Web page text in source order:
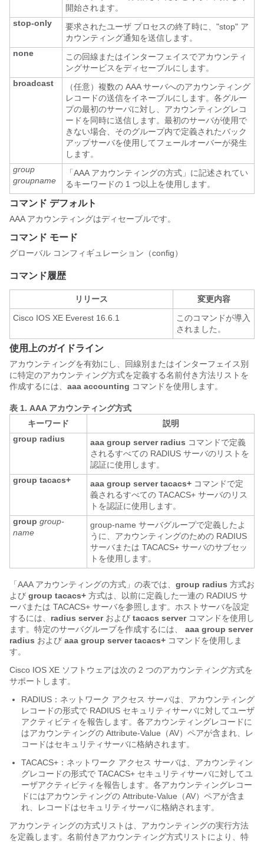
開始されます。
stop-only
要求されたユーザ プロセスの終了時に、"stop" ア
カウンティング通知を送信します。
none
この回線またはインターフェイスでアカウンティ
ングサービスをディセーブルにします。
broadcast
（任意）複数の AAA サーバへのアカウンティング
レコードの送信をイネーブルにします。各グルー
プの最初のサーバに対し、アカウンティングレコ
ードを同時に送信します。最初のサーバが使用で
きない場合、そのグループ内で定義されたバック
アップサーバを使用してフェールオーバーが発生
します。
group
groupname
「AAA アカウンティングの方式」に記述されてい
るキーワードの 1 つ以上を使用します。
コマンド デフォルト
AAA アカウンティングはディセーブルです。
コマンド モード
グローバル コンフィギュレーション（config）
コマンド履歴
リリース
変更内容
Cisco IOS XE Everest 16.6.1
このコマンドが導入
されました。
使用上のガイドライン
アカウンティングを有効にし、回線別またはインターフェイス別
に特定のアカウンティング方式を定義する名前付き方法リストを
作成するには、 aaa accounting コマンドを使用します。
表 1. AAA アカウンティング方式
キーワード
説明
group radius
aaa group server radius コマンドで定義
されるすべての RADIUS サーバのリストを
認証に使用します。
group tacacs+
aaa group server tacacs+ コマンドで定
義されるすべての TACACS+ サーバのリス
トを認証に使用します。
group group-
name
group-name サーバグループで定義したよ
うに、アカウンティングのための RADIUS
サーバまたは TACACS+ サーバのサブセッ
トを使用します。
「AAA アカウンティングの方式」の表では、 group radius 方式お
よび group tacacs+ 方式は、以前に定義した一連の RADIUS サ
ーバまたは TACACS+ サーバを参照します。ホストサーバを設定
するには、 radius server および tacacs server コマンドを使用し
ます。特定のサーバグループを作成するには、 aaa group server
radius および aaa group server tacacs+ コマンドを使用しま
す。
Cisco IOS XE ソフトウェアは次の 2 つのアカウンティング方式を
サポートします。
RADIUS：ネットワーク アクセス サーバは、アカウンティング
レコードの形式で RADIUS セキュリティサーバに対してユーザ
アクティビティを報告します。各アカウンティングレコードに
はアカウンティングの Attribute-Value（AV）ペアが含まれ、レ
コードはセキュリティサーバに格納されます。
TACACS+：ネットワーク アクセス サーバは、アカウンティン
グレコードの形式で TACACS+ セキュリティサーバに対してユ
ーザアクティビティを報告します。各アカウンティングレコー
ドにはアカウンティングの Attribute-Value（AV）ペアが含ま
れ、レコードはセキュリティサーバに格納されます。
アカウンティングの方式リストは、アカウンティングの実行方法
を定義します。名前付きアカウンティング方式リストにより、特